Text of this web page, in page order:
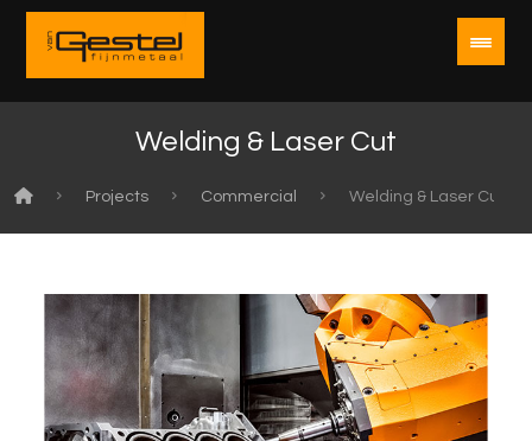
Welding & Laser Cut
Projects Commercial Welding & Laser Cut